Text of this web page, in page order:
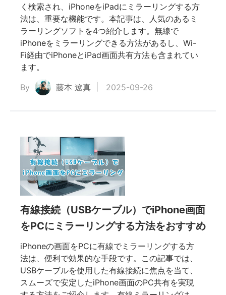
く検索され、iPhoneをiPadにミラーリングする方
法は、重要な機能です。本記事は、人気のあるミ
ラーリングソフトを4つ紹介します。無線で
iPhoneをミラーリングできる方法があるし、Wi-
Fi経由でiPhoneとiPad画面共有方法も含まれてい
ます。
By
藤本 遼真 2025-09-26
有線接続（USBケーブル）でiPhone画面
をPCにミラーリングする方法をおすすめ
iPhoneの画面をPCに有線でミラーリングする方
法は、便利で効果的な手段です。この記事では、
USBケーブルを使用した有線接続に焦点を当て、
スムーズで安定したiPhone画面のPC共有を実現